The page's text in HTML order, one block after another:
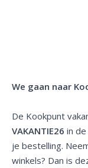
We gaan naar
De Kookpunt
VAKANTIE26 in
je bestelling.
winkels? Dan is